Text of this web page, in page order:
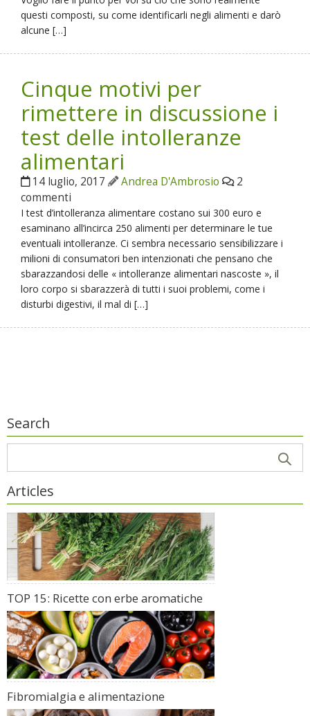
questi composti, su come identificarli negli alimenti e darò
alcune […]
Cinque motivi per
rimettere in discussione i
test delle intolleranze
alimentari
14 luglio, 2017 Andrea D'Ambrosio
2
commenti
I test d’intolleranza alimentare costano sui 300 euro e
esaminano all’incirca 250 alimenti per determinare le tue
eventuali intolleranze. Ci sembra necessario sensibilizzare i
milioni di consumatori ben intenzionati che pensano che
sbarazzandosi delle « intolleranze alimentari nascoste », il
loro corpo si sbarazzerà di tutti i suoi problemi, come i
disturbi digestivi, il mal di […]
Search
Articles
TOP 15: Ricette con erbe aromatiche
Fibromialgia e alimentazione